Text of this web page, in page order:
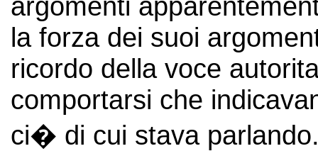
la forza dei suoi
ricordo della voce
comportarsi che
ci� di cui stava